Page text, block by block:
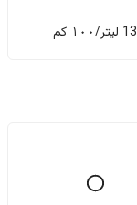
13 لیتر/١٠٠ کم